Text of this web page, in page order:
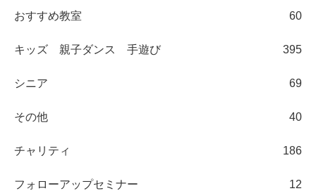
おすすめ教室 60
キッズ 親子ダンス 手遊び 395
シニア 69
その他 40
チャリティ 186
フォローアップセミナー 12